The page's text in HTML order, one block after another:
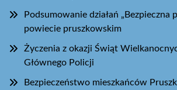
Podsumowanie działań „Bezpieczna
powiecie pruszkowskim
Życzenia z okazji Świąt
Głównego Policji
Bezpieczeństwo mieszkańców